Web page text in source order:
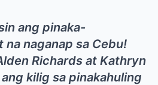
ang pinaka-
naganap sa Cebu!
Richards at Kathryn
kilig sa pinakahuling